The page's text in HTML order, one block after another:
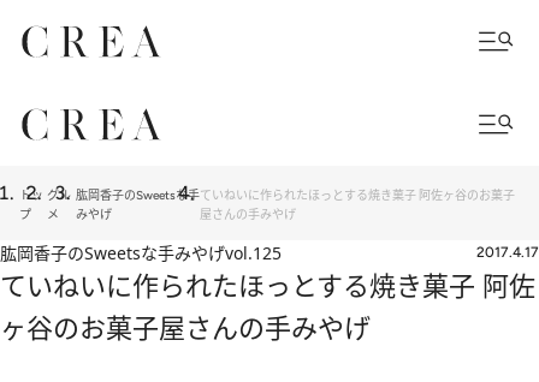
トッ
プ
グル
メ
肱岡香子のSweetsな手
みやげ
ていねいに作られたほっとする焼き菓子 阿佐ヶ谷のお菓子
屋さんの手みやげ
肱岡香子のSweetsな手みやげvol.125 2017.4.17
ていねいに作られたほっとする焼き菓子 阿佐
ヶ谷のお菓子屋さんの手みやげ